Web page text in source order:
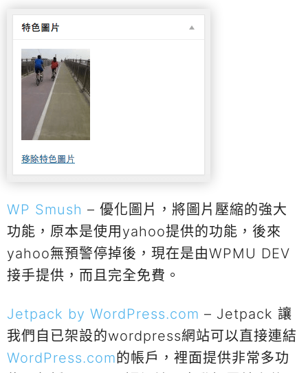
WP Smush – 優化圖片，將圖片壓縮的強大
功能，原本是使用yahoo提供的功能，後來
yahoo無預警停掉後，現在是由WPMU DEV
接手提供，而且完全免費。
Jetpack by WordPress.com – Jetpack 讓
我們自已架設的wordpress網站可以直接連結
WordPress.com的帳戶，裡面提供非常多功